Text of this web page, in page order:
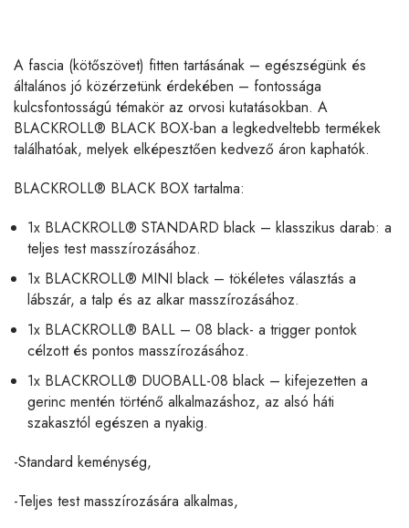
A fascia (kötőszövet) fitten tartásának – egészségünk és
általános jó közérzetünk érdekében – fontossága
kulcsfontosságú témakör az orvosi kutatásokban. A
BLACKROLL® BLACK BOX-ban a legkedveltebb termékek
találhatóak, melyek elképesztően kedvező áron kaphatók.
BLACKROLL® BLACK BOX tartalma:
1x BLACKROLL® STANDARD black – klasszikus darab: a
teljes test masszírozásához.
1x BLACKROLL® MINI black – tökéletes választás a
lábszár, a talp és az alkar masszírozásához.
1x BLACKROLL® BALL – 08 black- a trigger pontok
célzott és pontos masszírozásához.
1x BLACKROLL® DUOBALL-08 black – kifejezetten a
gerinc mentén történő alkalmazáshoz, az alsó háti
szakasztól egészen a nyakig.
-Standard keménység,
-Teljes test masszírozására alkalmas,